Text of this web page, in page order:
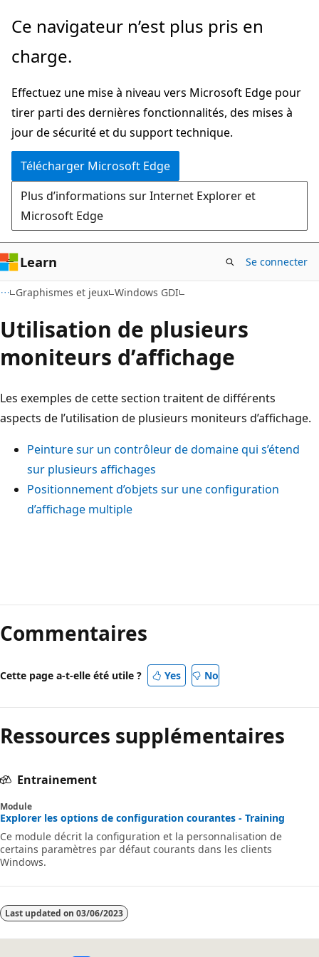
Passer
directement
au
principal
Ce navigateur n’est plus pris en
charge.
Effectuez une mise à niveau vers Microsoft Edge pour
tirer parti des dernières fonctionnalités, des mises à
jour de sécurité et du support technique.
Télécharger Microsoft Edge
Plus d’informations sur Internet Explorer et
Microsoft Edge
Learn Se connecter
Graphismes et jeux Windows GDI
Utilisation de plusieurs
moniteurs d’affichage
Les exemples de cette section traitent de différents
aspects de l’utilisation de plusieurs moniteurs d’affichage.
Peinture sur un contrôleur de domaine qui s’étend
sur plusieurs affichages
Positionnement d’objets sur une configuration
d’affichage multiple
lecture
désactivé
Commentaires
Cette page a-t-elle été utile ? Yes No
Ressources supplémentaires
Entrainement
Module
Explorer les options de configuration courantes - Training
Ce module décrit la configuration et la personnalisation de
certains paramètres par défaut courants dans les clients
Windows.
Last updated on 03/06/2023